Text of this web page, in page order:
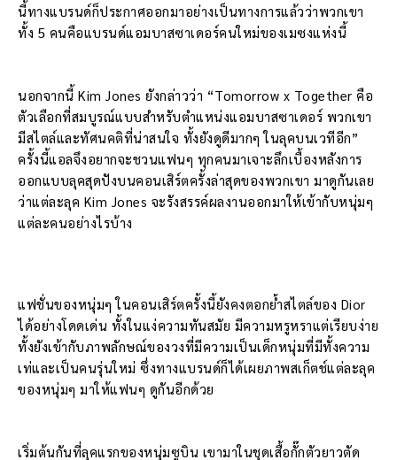
นี้ทางแบรนด์ก็ประกาศออกมาอย่างเป็นทางการแล้วว่าพวกเขา
ทั้ง 5 คนคือแบรนด์แอมบาสซาเดอร์คนใหม่ของเมซงแห่งนี้
นอกจากนี้ Kim Jones ยังกล่าวว่า “Tomorrow x Together คือ
ตัวเลือกที่สมบูรณ์แบบสำหรับตำแหน่งแอมบาสซาเดอร์ พวกเขา
มีสไตล์และทัศนคติที่น่าสนใจ ทั้งยังดูดีมากๆ ในลุคบนเวทีอีก”
ครั้งนี้แอลจึงอยากจะชวนแฟนๆ ทุกคนมาเจาะลึกเบื้องหลังการ
ออกแบบลุคสุดปังบนคอนเสิร์ตครั้งล่าสุดของพวกเขา มาดูกันเลย
ว่าแต่ละลุค Kim Jones จะรังสรรค์ผลงานออกมาให้เข้ากับหนุ่มๆ
แต่ละคนอย่างไรบ้าง
แฟชั่นของหนุ่มๆ ในคอนเสิร์ตครั้งนี้ยังคงตอกย้ำสไตล์ของ Dior
ได้อย่างโดดเด่น ทั้งในแง่ความทันสมัย มีความหรูหราแต่เรียบง่าย
ทั้งยังเข้ากับภาพลักษณ์ของวงที่มีความเป็นเด็กหนุ่มที่มีทั้งความ
เท่และเป็นคนรุ่นใหม่ ซึ่งทางแบรนด์ก็ได้เผยภาพสเก็ตช์แต่ละลุค
ของหนุ่มๆ มาให้แฟนๆ ดูกันอีกด้วย
เริ่มต้นกันที่ลุคแรกของหนุ่มซูบิน เขามาในชุดเสื้อกั๊กตัวยาวตัด